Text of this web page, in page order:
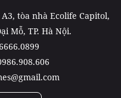
tòa nhà Ecolife Capitol,
Mỗ, TP. Hà Nội.